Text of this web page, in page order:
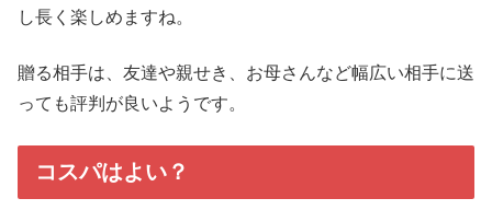
し長く楽しめますね。
贈る相手は、友達や親せき、お母さんなど幅広い相手に送
っても評判が良いようです。
コスパはよい？